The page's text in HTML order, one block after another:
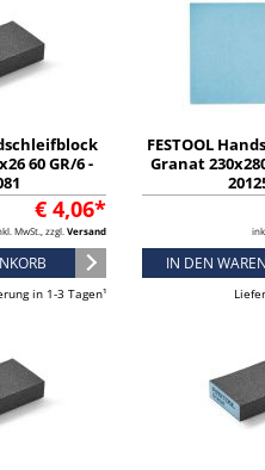
60 GR/6 -
€ 4,06*
MwSt., zzgl. Versand
in 1-3 Tagen¹
FESTOOL
Granat
IN DEN